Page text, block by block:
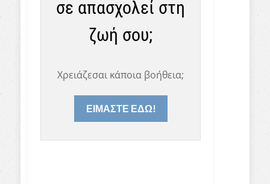
σε απασχολεί στη
ζωή σου;
Χρειάζεσαι κάποια βοήθεια;
ΕΙΜΑΣΤΕ ΕΔΩ!